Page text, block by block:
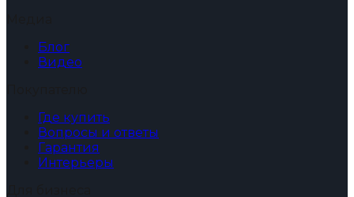
Блог
Видео
Где купить
Вопросы и ответы
Гарантия
Интерьеры